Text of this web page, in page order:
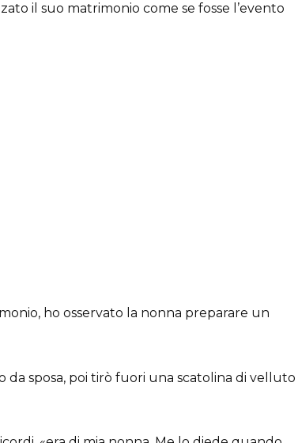
il suo matrimonio come se fosse l’evento
ho osservato la nonna preparare un
da sposa, poi tirò fuori una scatolina di velluto